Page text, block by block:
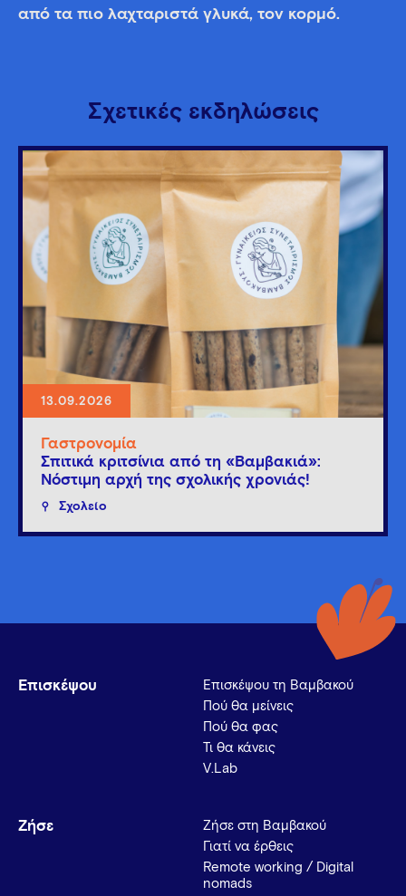
από τα πιο λαχταριστά γλυκά, τον κορμό.
Σχετικές εκδηλώσεις
13.09.2026
Γαστρονομία
Σπιτικά κριτσίνια από τη «Βαμβακιά»:
Νόστιμη αρχή της σχολικής χρονιάς!
Σχολείο
Επισκέψου
Επισκέψου τη Βαμβακού
Πού θα μείνεις
Πού θα φας
Τι θα κάνεις
V.Lab
Ζήσε
Ζήσε στη Βαμβακού
Γιατί να έρθεις
Remote working / Digital
nomads